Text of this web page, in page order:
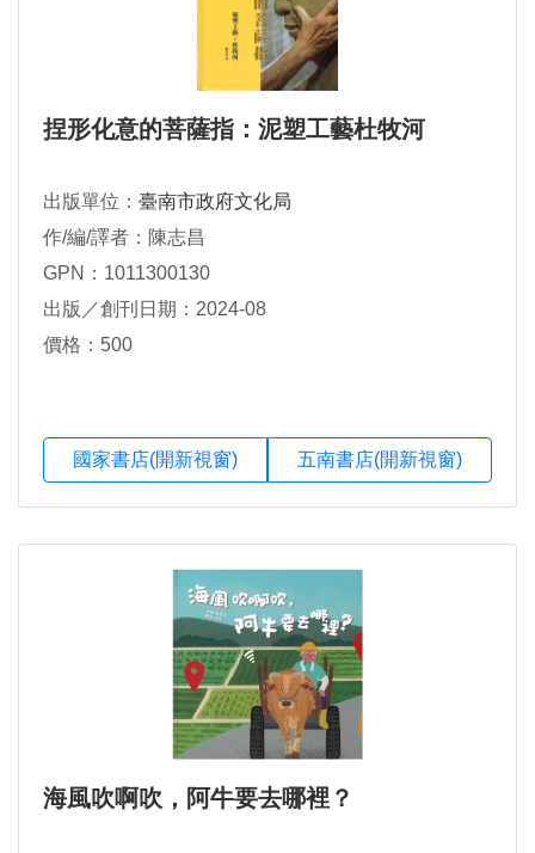
捏形化意的菩薩指：泥塑工藝杜牧河
出版單位： 臺南市政府文化局
作/編/譯者：陳志昌
GPN：1011300130
出版／創刊日期：2024-08
價格：500
國家書店(開新視窗) 五南書店(開新視窗)
海風吹啊吹，阿牛要去哪裡？